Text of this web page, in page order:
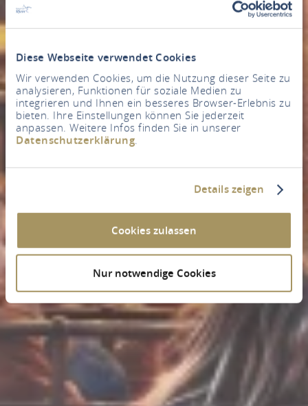
Diese Webseite verwendet Cookies
Wir verwenden Cookies, um die Nutzung dieser Seite zu
analysieren, Funktionen für soziale Medien zu
integrieren und Ihnen ein besseres Browser-Erlebnis zu
bieten. Ihre Einstellungen können Sie jederzeit
anpassen. Weitere Infos finden Sie in unserer
Datenschutzerklärung.
Details zeigen
Cookies zulassen
Nur notwendige Cookies